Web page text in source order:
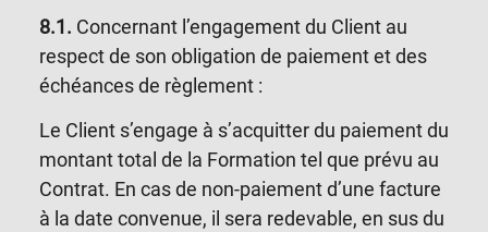
8.1. Concernant l’engagement du Client au
respect de son obligation de paiement et des
échéances de règlement :
Le Client s’engage à s’acquitter du paiement du
montant total de la Formation tel que prévu au
Contrat. En cas de non-paiement d’une facture
à la date convenue, il sera redevable, en sus du